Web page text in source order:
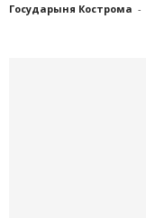
Государыня Кострома -